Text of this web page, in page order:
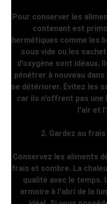
Pour conserver les
contenant est
hermétiques comme les
sous vide ou les
d'oxygène sont idéaux.
pénétrer à nouveau
se détériorer. Évitez les
car ils n'offrent pas
l'air et
2. Gardez au
Conservez les aliments
frais et sombre. La
qualité avec le temps.
armoire à l'abri de la